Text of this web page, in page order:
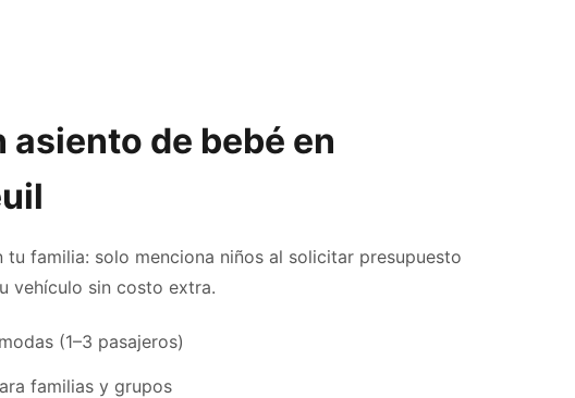
asiento de bebé en
tu familia: solo menciona niños al solicitar presupuesto
vehículo sin costo extra.
(1–3 pasajeros)
familias y grupos